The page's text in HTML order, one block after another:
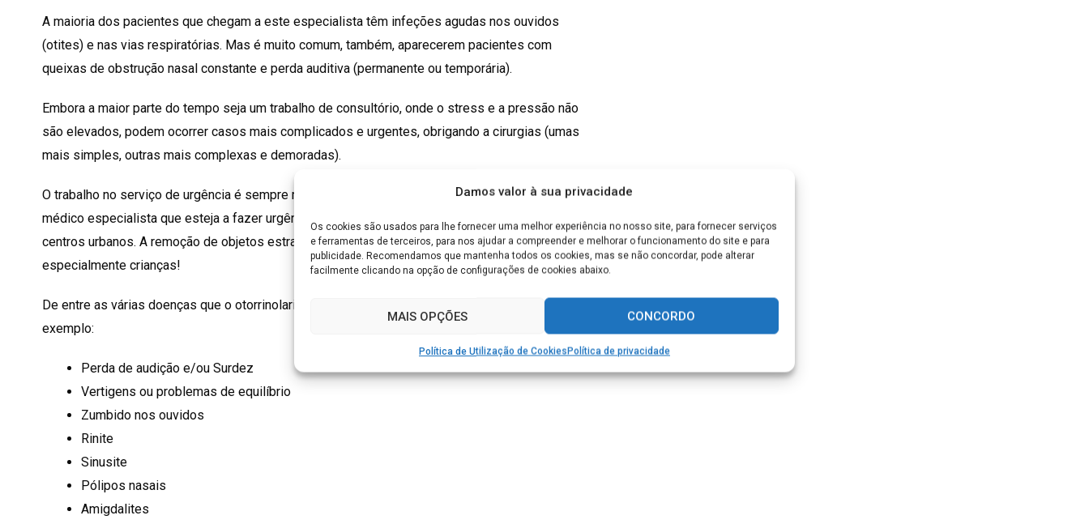
Damos valor à sua privacidade
Os cookies são usados para lhe fornecer uma melhor experiência no nosso site, para fornecer serviços
e ferramentas de terceiros, para nos ajudar a compreender e melhorar o funcionamento do site e para
publicidade. Recomendamos que mantenha todos os cookies, mas se não concordar, pode alterar
facilmente clicando na opção de configurações de cookies abaixo.
CONCORDO
MAIS OPÇÕES
Política de Utilização de CookiesPolítica de privacidade
A maioria dos pacientes que chegam a este especialista têm infeções agudas nos ouvidos
(otites) e nas vias respiratórias. Mas é muito comum, também, aparecerem pacientes com
queixas de obstrução nasal constante e perda auditiva (permanente ou temporária).
Embora a maior parte do tempo seja um trabalho de consultório, onde o stress e a pressão não
são elevados, podem ocorrer casos mais complicados e urgentes, obrigando a cirurgias (umas
mais simples, outras mais complexas e demoradas).
O trabalho no serviço de urgência é sempre mais stressante e caótico, assim como qualquer
médico especialista que esteja a fazer urgências nos hospitais, especialmente nos grandes
centros urbanos. A remoção de objetos estranhos nos ouvidos, nariz e garganta é muito comum,
especialmente crianças!
De entre as várias doenças que o otorrinolaringologista trata, podemos destacar, aqui, por
exemplo:
Perda de audição e/ou Surdez
Vertigens ou problemas de equilíbrio
Zumbido nos ouvidos
Rinite
Sinusite
Pólipos nasais
Amigdalites